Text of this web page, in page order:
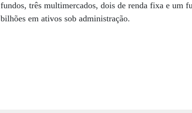
fundos, três multimercados, dois de renda fixa e um
bilhões em ativos sob administração.